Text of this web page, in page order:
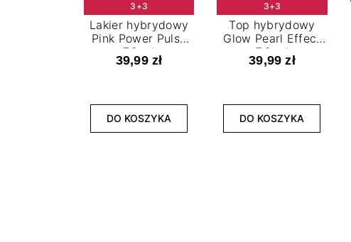
3+3
Lakier hybrydowy
Pink Power Pulse
7,2 ml
39,99 zł
DO KOSZYKA
3+3
Top hybrydowy
Glow Pearl Effect
7,2 ml
39,99 zł
DO KOSZYKA